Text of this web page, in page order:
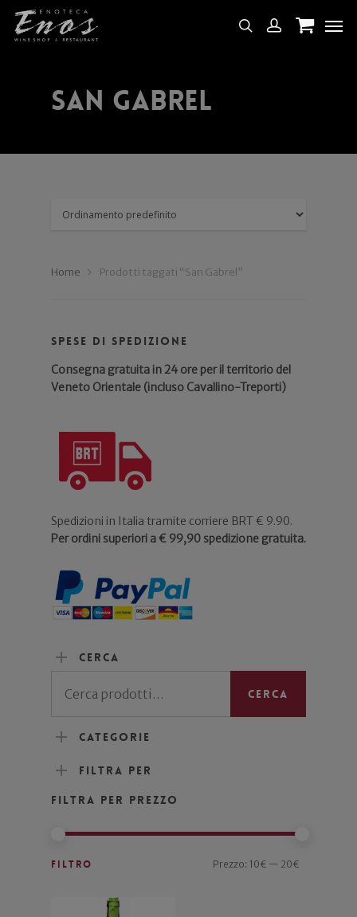
San Gabrel
Home Prodotti taggati “San Gabrel”
Spese di spedizione
Consegna gratuita in 24 ore per il territorio del
Veneto Orientale (incluso Cavallino-Treporti)
Spedizioni in Italia tramite corriere BRT € 9.90.
Per ordini superiori a € 99,90 spedizione gratuita.
Cerca
Cerca
Categorie
Filtra per
Filtra per prezzo
Filtro Prezzo: 10€ — 20€